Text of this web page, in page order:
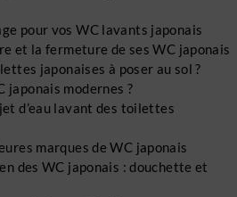
pour vos WC lavants japonais
et la fermeture de ses WC japonais
japonaises à poser au sol ?
japonais modernes ?
d’eau lavant des toilettes
marques de WC japonais
des WC japonais : douchette et